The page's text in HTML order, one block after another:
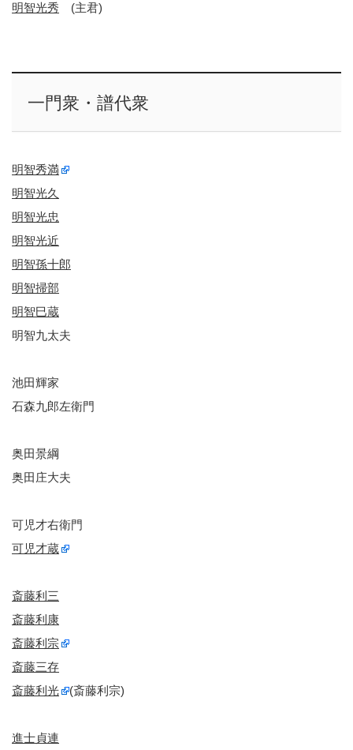
明智光秀 (主君)
一門衆・譜代衆
明智秀満
明智光久
明智光忠
明智光近
明智孫十郎
明智掃部
明智巳蔵
明智九太夫
池田輝家
石森九郎左衛門
奥田景綱
奥田庄大夫
可児才右衛門
可児才蔵
斎藤利三
斎藤利康
斎藤利宗
斎藤三存
斎藤利光
(斎藤利宗)
進士貞連